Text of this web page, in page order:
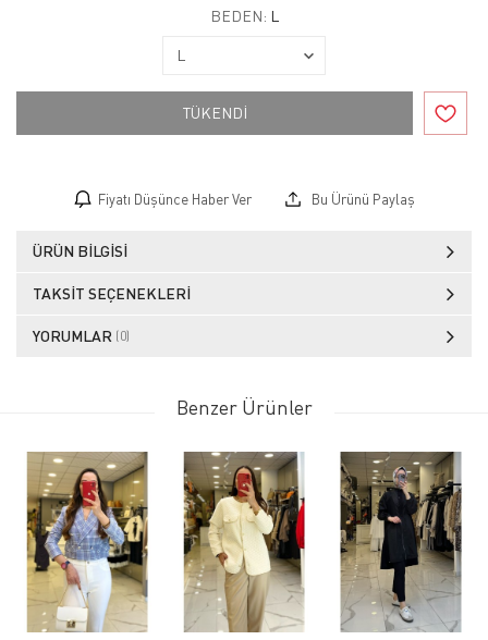
BEDEN: L
TÜKENDİ
Fiyatı Düşünce Haber Ver Bu Ürünü Paylaş
ÜRÜN BILGISI
TAKSIT SEÇENEKLERI
YORUMLAR (0)
Benzer Ürünler